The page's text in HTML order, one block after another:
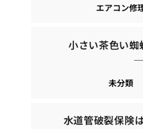
エアコン修
小さい茶色い
未分類
水道管破裂保険